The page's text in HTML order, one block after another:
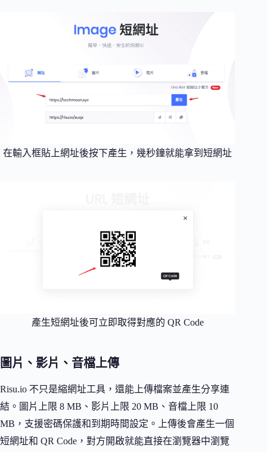
在輸入框貼上網址後按下產生，幾秒鐘就能拿到短網址
產生短網址後可立即取得對應的 QR Code
圖片、影片、音檔上傳
Risu.io 不只是縮網址工具，還能上傳檔案並產生分享連
結。圖片上限 8 MB、影片上限 20 MB、音檔上限 10
MB，支援密碼保護和到期時間設定。上傳後會產生一個
短網址和 QR Code，對方開啟就能直接在瀏覽器中瀏覽